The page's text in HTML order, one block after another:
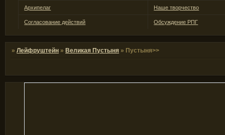
Архипелаг Наше творчество
Согласование действий Обсуждение РПГ
»Лейфруштейн » Великая Пустыня » Пустыня>>